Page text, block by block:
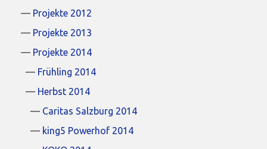
Projekte 2012
Projekte 2013
Projekte 2014
Frühling 2014
Herbst 2014
Caritas Salzburg 2014
king5 Powerhof 2014